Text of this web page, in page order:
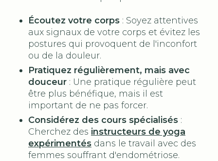
Écoutez votre corps : Soyez attentives
aux signaux de votre corps et évitez les
postures qui provoquent de l'inconfort
ou de la douleur.
Pratiquez régulièrement, mais avec
douceur : Une pratique régulière peut
être plus bénéfique, mais il est
important de ne pas forcer.
Considérez des cours spécialisés :
Cherchez des instructeurs de yoga
expérimentés dans le travail avec des
femmes souffrant d'endométriose.